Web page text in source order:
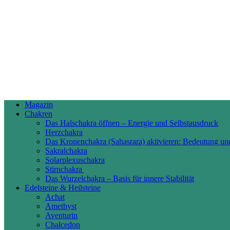
Magazin
Chakren
Das Halschakra öffnen – Energie und Selbstausdruck
Herzchakra
Das Kronenchakra (Sahasrara) aktivieren: Bedeutung
Sakralchakra
Solarplexuschakra
Stirnchakra
Das Wurzelchakra – Basis für innere Stabilität
Edelsteine & Heilsteine
Achat
Amethyst
Aventurin
Chalcedon